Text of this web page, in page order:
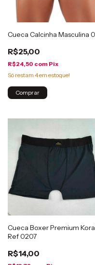
Cueca Calcinha Masculina
R$25,00
R$24,50 com Pix
Só restam 4em estoque!
Comprar
Cueca Boxer Premium
Ref 0207
R$14,00